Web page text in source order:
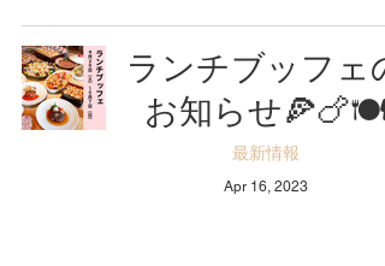
ランチブッフェの
お知らせ🍕🍗🍽️
最新情報
Apr 16, 2023